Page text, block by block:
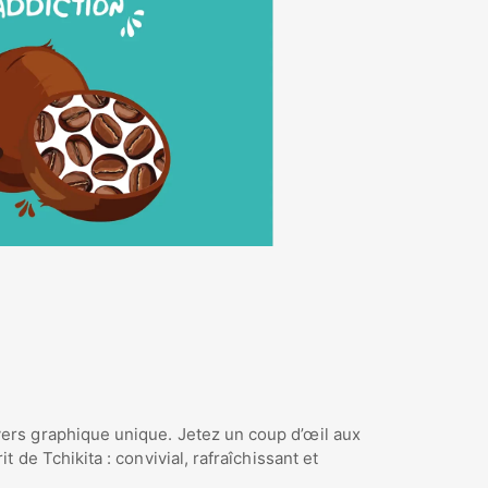
graphique unique. Jetez un coup d’œil aux
de Tchikita : convivial, rafraîchissant et